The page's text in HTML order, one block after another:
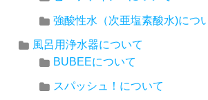
強酸性水（次亜塩素酸水)につ
風呂用浄水器について
BUBEEについて
スパッシュ！について